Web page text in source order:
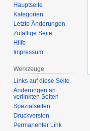
Hauptseite
Kategorien
Letzte Änderungen
Zufällige Seite
Hilfe
Impressum
Werkzeuge
Links auf diese Seite
Änderungen an
verlinkten Seiten
Spezialseiten
Druckversion
Permanenter Link